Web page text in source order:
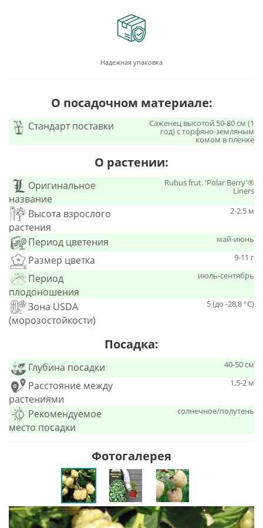
Надежная упаковка
О посадочном материале:
Стандарт поставки Саженец высотой 50-80 см (1
год) с торфяно-земляным
комом в пленке
О растении:
Оригинальное
название
Rubus frut. 'Polar Berry'®
Liners
Высота взрослого
растения
2-2,5 м
Период цветения май-июнь
Размер цветка 9-11 г
Период
плодоношения
июль-сентябрь
Зона USDA
(морозостойкости)
5 (до -28,8 °С)
Посадка:
Глубина посадки 40-50 см
Расстояние между
растениями
1,5-2 м
Рекомендуемое
место посадки
солнечное/полутень
Фотогалерея